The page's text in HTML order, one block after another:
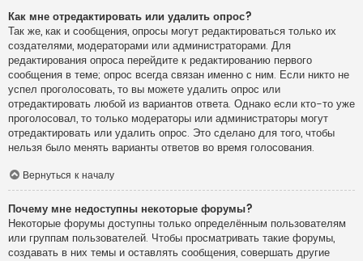
Как мне отредактировать или удалить опрос?
Так же, как и сообщения, опросы могут редактироваться только их
создателями, модераторами или администраторами. Для
редактирования опроса перейдите к редактированию первого
сообщения в теме; опрос всегда связан именно с ним. Если никто не
успел проголосовать, то вы можете удалить опрос или
отредактировать любой из вариантов ответа. Однако если кто-то уже
проголосовал, то только модераторы или администраторы могут
отредактировать или удалить опрос. Это сделано для того, чтобы
нельзя было менять варианты ответов во время голосования.
Вернуться к началу
Почему мне недоступны некоторые форумы?
Некоторые форумы доступны только определённым пользователям
или группам пользователей. Чтобы просматривать такие форумы,
создавать в них темы и оставлять сообщения, совершать другие